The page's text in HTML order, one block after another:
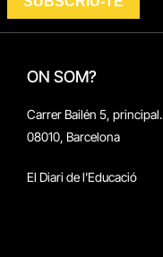
ON SOM?
Carrer Bailén 5, principal.
08010, Barcelona
El Diari de l'Educació